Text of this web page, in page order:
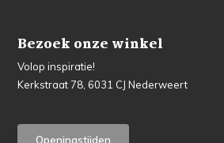
Bezoek onze winkel
Volop inspiratie!
Kerkstraat 78, 6031 CJ Nederweert
Openingstijden